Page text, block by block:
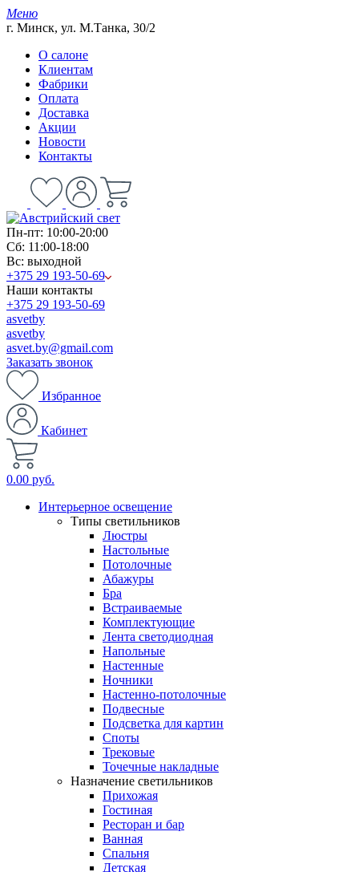
Меню
г. Минск, ул. М.Танка, 30/2
О салоне
Клиентам
Фабрики
Оплата
Доставка
Акции
Новости
Контакты
Пн-пт: 10:00-20:00
Сб: 11:00-18:00
Вс: выходной
+375 29 193-50-69
Наши контакты
+375 29 193-50-69
asvetby
asvetby
asvet.by@gmail.com
Заказать звонок
Избранное
Кабинет
0.00 руб.
Интерьерное освещение
Типы светильников
Люстры
Настольные
Потолочные
Абажуры
Бра
Встраиваемые
Комплектующие
Лента светодиодная
Напольные
Настенные
Ночники
Настенно-потолочные
Подвесные
Подсветка для картин
Споты
Трековые
Точечные накладные
Назначение светильников
Прихожая
Гостиная
Ресторан и бар
Ванная
Спальня
Детская